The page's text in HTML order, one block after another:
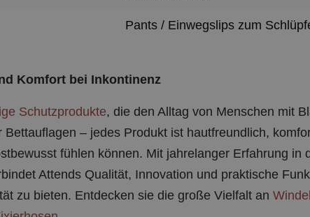
Pants / Einwegslips zum
Komfort bei Inkontinenz
Schutzprodukte, die den Alltag von Menschen mit
Bettauflagen – jedes Produkt ist hautfreundlich,
fühlen können. Mit jahrelanger Erfahrung in
Attends Qualität, Innovation und praktische
zu bieten. Entdecken sie die große Vielfalt an